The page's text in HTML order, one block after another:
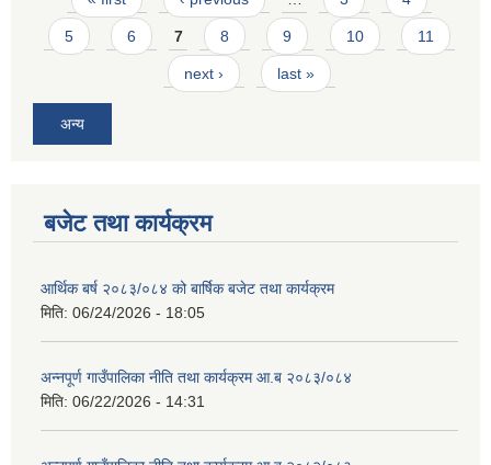
5 6 7 8 9 10 11
next › last »
अन्य
बजेट तथा कार्यक्रम
आर्थिक बर्ष २०८३/०८४ को बार्षिक बजेट तथा कार्यक्रम
मिति: 06/24/2026 - 18:05
अन्नपूर्ण गाउँपालिका नीति तथा कार्यक्रम आ.ब २०८३/०८४
मिति: 06/22/2026 - 14:31